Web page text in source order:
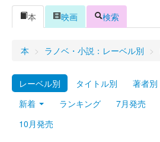
ログイン
Myシェルフ
プレミアム
本
映画 検索
本 > ラノベ・小説：レーベル別 >
レーベル別 タイトル別 著者別
新着
ランキング 7月発売
10月発売